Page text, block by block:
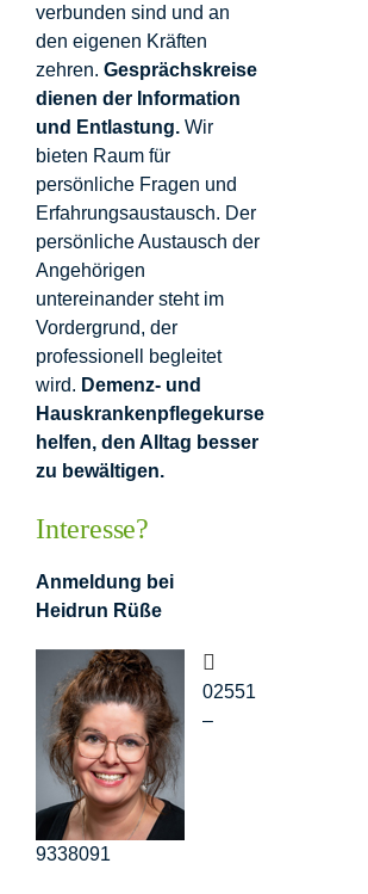
verbunden sind und an
den eigenen Kräften
zehren. Gesprächskreise
dienen der Information
und Entlastung. Wir
bieten Raum für
persönliche Fragen und
Erfahrungsaustausch. Der
persönliche Austausch der
Angehörigen
untereinander steht im
Vordergrund, der
professionell begleitet
wird. Demenz- und
Hauskrankenpflegekurse
helfen, den Alltag besser
zu bewältigen.
Interesse?
Anmeldung bei
Heidrun Rüße
02551
–
9338091